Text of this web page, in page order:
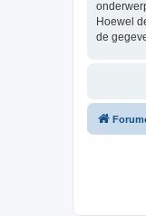
Hoewel
de